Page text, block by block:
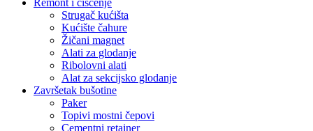
Strugač kućišta
Kućište čahure
Žičani magnet
Alati za glodanje
Ribolovni alati
Alat za sekcijsko glodanje
Završetak bušotine
Paker
Topivi mostni čepovi
Cementni retainer